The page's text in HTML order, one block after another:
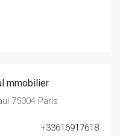
mmobilier
75004 París
+33616917618